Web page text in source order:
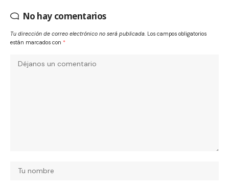
No hay comentarios
Tu dirección de correo electrónico no será publicada. Los campos obligatorios
están marcados con *